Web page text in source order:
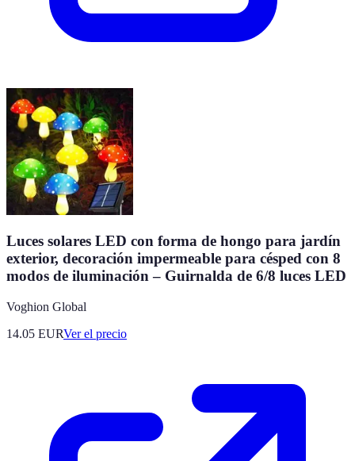
Luces solares LED con forma de hongo para jardín
exterior, decoración impermeable para césped con 8
modos de iluminación – Guirnalda de 6/8 luces LED
Voghion Global
14.05 EURVer el precio